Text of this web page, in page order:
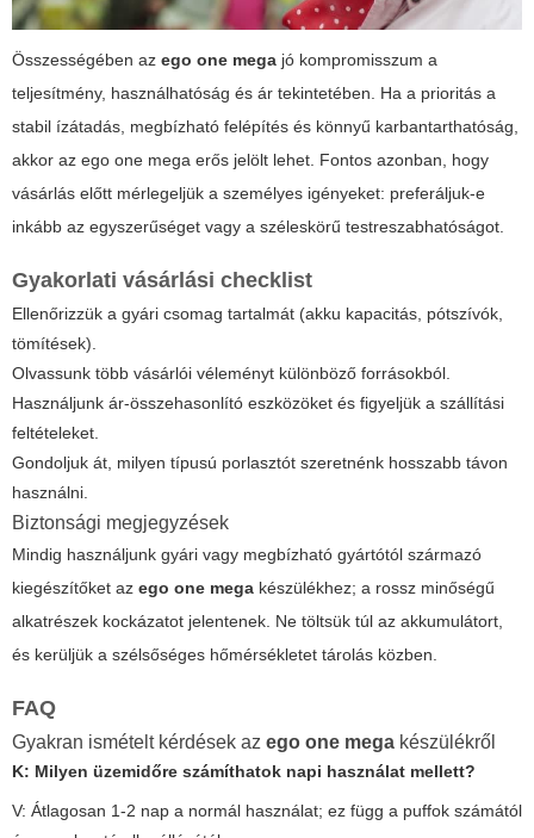
Összességében az ego one mega jó kompromisszum a
teljesítmény, használhatóság és ár tekintetében. Ha a prioritás a
stabil ízátadás, megbízható felépítés és könnyű karbantarthatóság,
akkor az ego one mega erős jelölt lehet. Fontos azonban, hogy
vásárlás előtt mérlegeljük a személyes igényeket: preferáljuk-e
inkább az egyszerűséget vagy a széleskörű testreszabhatóságot.
Gyakorlati vásárlási checklist
Ellenőrizzük a gyári csomag tartalmát (akku kapacitás, pótszívók,
tömítések).
Olvassunk több vásárlói véleményt különböző forrásokból.
Használjunk ár-összehasonlító eszközöket és figyeljük a szállítási
feltételeket.
Gondoljuk át, milyen típusú porlasztót szeretnénk hosszabb távon
használni.
Biztonsági megjegyzések
Mindig használjunk gyári vagy megbízható gyártótól származó
kiegészítőket az ego one mega készülékhez; a rossz minőségű
alkatrészek kockázatot jelentenek. Ne töltsük túl az akkumulátort,
és kerüljük a szélsőséges hőmérsékletet tárolás közben.
FAQ
Gyakran ismételt kérdések az ego one mega készülékről
K: Milyen üzemidőre számíthatok napi használat mellett?
V: Átlagosan 1-2 nap a normál használat; ez függ a puffok számától